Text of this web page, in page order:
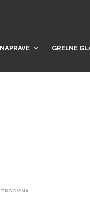
NAPRAVE GRELNE
TRGOVINA